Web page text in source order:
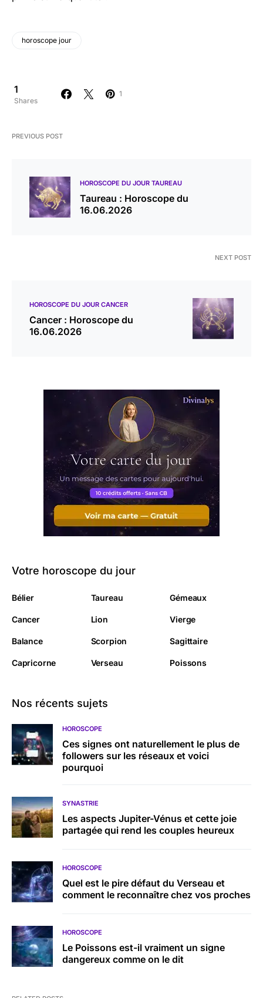
horoscope jour
1
Shares
1
PREVIOUS POST
HOROSCOPE DU JOUR TAUREAU
Taureau : Horoscope du
16.06.2026
NEXT POST
HOROSCOPE DU JOUR CANCER
Cancer : Horoscope du
16.06.2026
Votre horoscope du jour
Bélier Taureau Gémeaux
Cancer Lion Vierge
Balance Scorpion Sagittaire
Capricorne Verseau Poissons
Nos récents sujets
HOROSCOPE
Ces signes ont naturellement le plus de
followers sur les réseaux et voici
pourquoi
SYNASTRIE
Les aspects Jupiter-Vénus et cette joie
partagée qui rend les couples heureux
HOROSCOPE
Quel est le pire défaut du Verseau et
comment le reconnaître chez vos proches
HOROSCOPE
Le Poissons est-il vraiment un signe
dangereux comme on le dit